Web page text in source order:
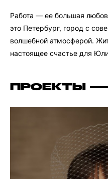
Работа — ее большая
это Петербург, город с
волшебной атмосферой.
настоящее счастье для
ПРОЕКТЫ